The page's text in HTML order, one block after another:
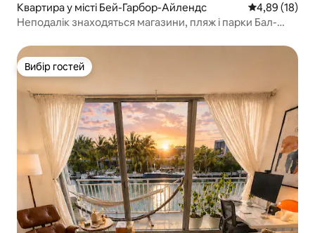
Квартира у місті Бей-Гарбор-Айлендс Середня
4,89 (18)
Неподалік знаходяться магазини, пляж і парки Бал-
Вибір гостей
Вибір гостей